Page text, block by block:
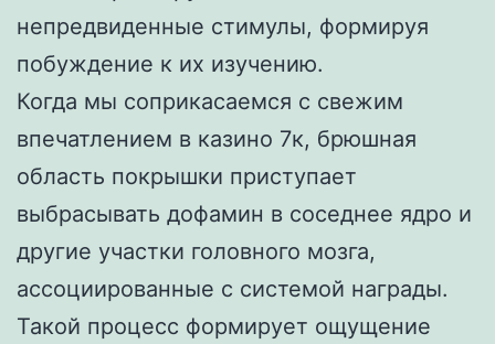
непредвиденные стимулы, формируя
побуждение к их изучению.
Когда мы соприкасаемся с свежим
впечатлением в казино 7к, брюшная
область покрышки приступает
выбрасывать дофамин в соседнее ядро и
другие участки головного мозга,
ассоциированные с системой награды.
Такой процесс формирует ощущение